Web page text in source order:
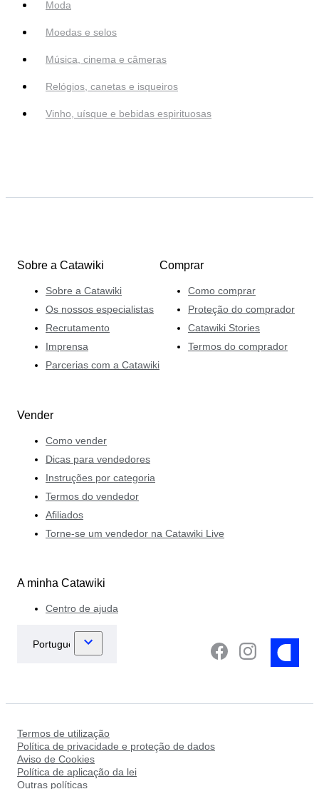
Moda
Moedas e selos
Música, cinema e câmeras
Relógios, canetas e isqueiros
Vinho, uísque e bebidas espirituosas
Sobre a Catawiki
Sobre a Catawiki
Os nossos especialistas
Recrutamento
Imprensa
Parcerias com a Catawiki
Comprar
Como comprar
Proteção do comprador
Catawiki Stories
Termos do comprador
Vender
Como vender
Dicas para vendedores
Instruções por categoria
Termos do vendedor
Afiliados
Torne-se um vendedor na Catawiki Live
A minha Catawiki
Centro de ajuda
Termos de utilização
Política de privacidade e proteção de dados
Aviso de Cookies
Política de aplicação da lei
Outras políticas